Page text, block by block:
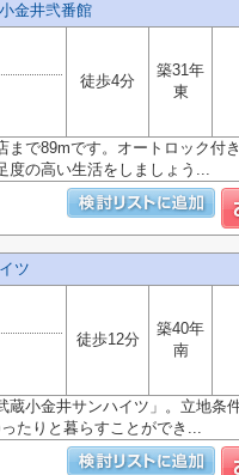
金井弐番館
徒歩4分
築31年
東
で89mです。オートロック付
度の高い生活をしましょう...
ツ
徒歩12分
築40年
南
小金井サンハイツ」。立地条
たりと暮らすことができ...